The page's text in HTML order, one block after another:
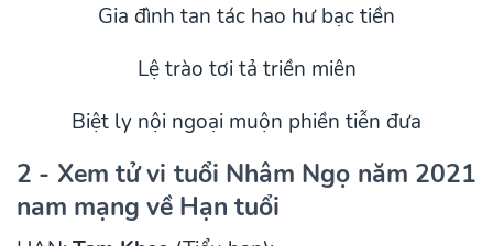
Gia đình tan tác hao hư bạc tiền
Lệ trào tơi tả triền miên
Biệt ly nội ngoại muộn phiền tiễn đưa
2 - Xem tử vi tuổi Nhâm Ngọ năm 2021
nam mạng về Hạn tuổi